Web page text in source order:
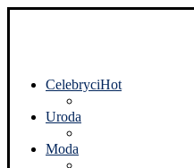
CelebryciHot
Uroda
Moda